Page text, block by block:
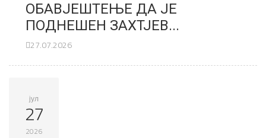
ОБАВЈЕШТЕЊЕ ДА ЈЕ
ПОДНЕШЕН ЗАХТЈЕВ...
27.07.2026
јул
27
2026